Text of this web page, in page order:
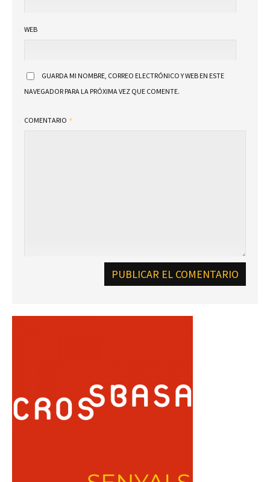
WEB
GUARDA MI NOMBRE, CORREO ELECTRÓNICO Y WEB EN ESTE
NAVEGADOR PARA LA PRÓXIMA VEZ QUE COMENTE.
COMENTARIO